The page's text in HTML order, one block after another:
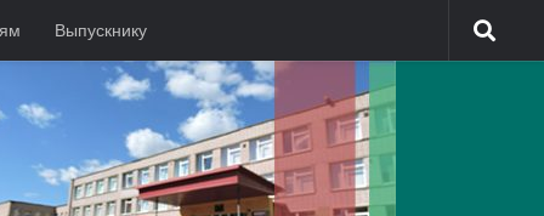
Выпускнику